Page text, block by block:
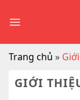
Trang chủ »
GIỚI